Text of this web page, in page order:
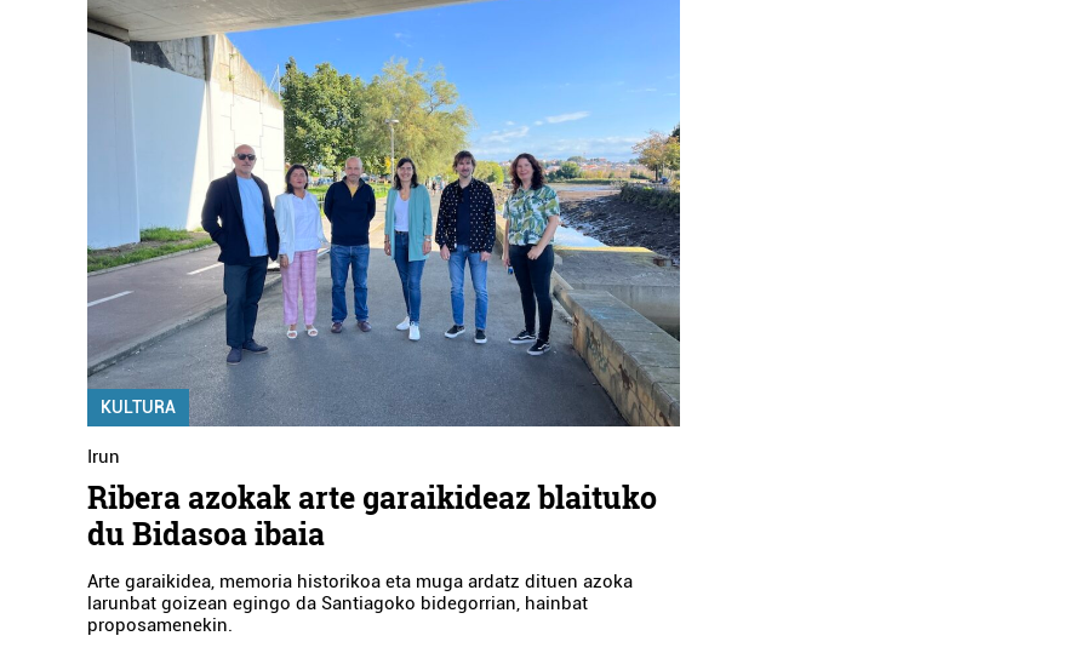
KULTURA
Irun
Ribera azokak arte garaikideaz blaituko
du Bidasoa ibaia
Arte garaikidea, memoria historikoa eta muga ardatz dituen azoka
larunbat goizean egingo da Santiagoko bidegorrian, hainbat
proposamenekin.